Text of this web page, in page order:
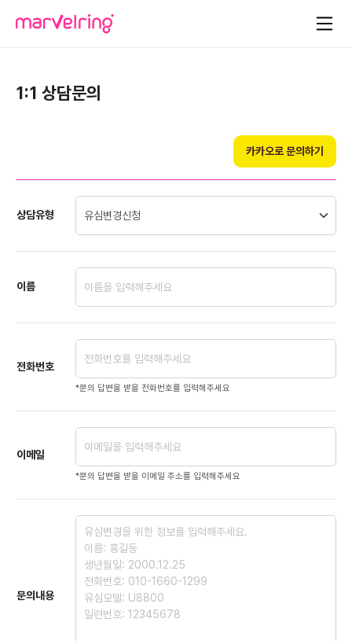
1:1 상담문의
카카오로 문의하기
상담유형
이름
전화번호
*문의 답변을 받을 전화번호를 입력해주세요
이메일
*문의 답변을 받을 이메일 주소를 입력해주세요
문의내용